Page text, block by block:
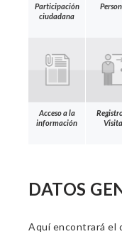
Participación
ciudadana
Acceso a la
información
DATOS
Aquí encontrará el